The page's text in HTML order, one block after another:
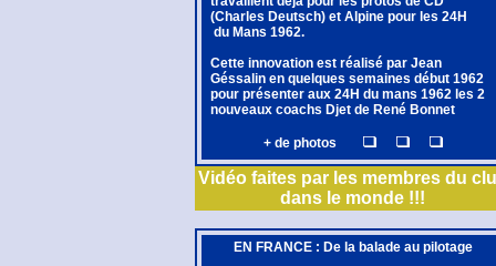
(Charles Deutsch) et Alpine pour les 24H
du Mans 1962.
Cette innovation est réalisé par Jean
Géssalin en quelques semaines début 1962
pour présenter aux 24H du mans 1962 les 2
nouveaux coachs Djet de René Bonnet
+ de photos
Vidéo faites par les membres du
dans le monde !!!
EN FRANCE : De la balade au pilotage